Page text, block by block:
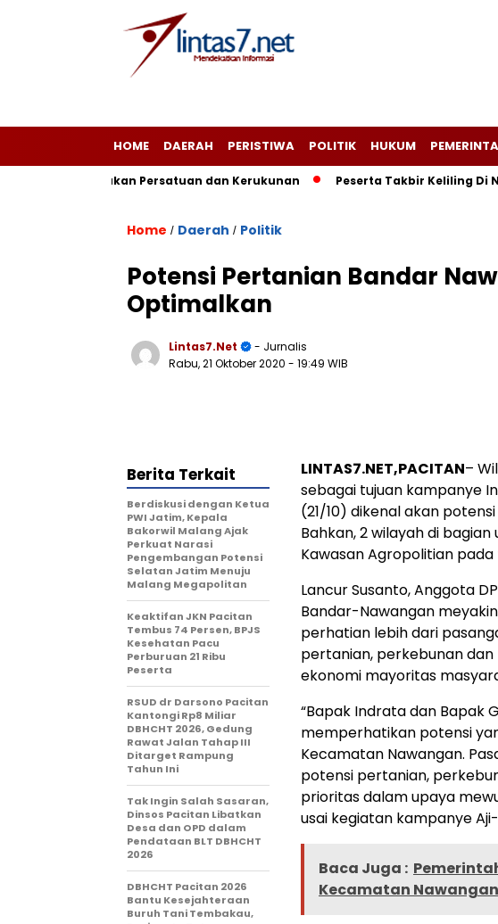
HOME DAERAH PERISTIWA POLITIK HUKUM
Serukan Persatuan dan Kerukunan Peserta Takbir Keliling Di
Home / Daerah / Politik
Potensi Pertanian Bandar
Optimalkan
Lintas7.net
- Jurnalis
Rabu, 21 Oktober 2020 - 19:49 WIB
LINTAS7.NET,PACITAN–
sebagai tujuan kampanye
(21/10) dikenal akan
Bahkan, 2 wilayah di
Kawasan Agropolitian pada
Lancur Susanto, Anggota
Bandar-Nawangan
perhatian lebih dari
pertanian, perkebunan
ekonomi mayoritas
“Bapak Indrata dan Bapak
memperhatikan potensi
Kecamatan Nawangan.
potensi pertanian,
prioritas dalam upaya
usai kegiatan kampanye
Baca Juga :
Kecamatan Nawangan
Berita Terkait
Berdiskusi dengan Ketua
PWI Jatim, Kepala
Bakorwil Malang Ajak
Perkuat Narasi
Pengembangan Potensi
Selatan Jatim Menuju
Malang Megapolitan
Keaktifan JKN Pacitan
Tembus 74 Persen, BPJS
Kesehatan Pacu
Perburuan 21 Ribu
Peserta
RSUD dr Darsono Pacitan
Kantongi Rp8 Miliar
DBHCHT 2026, Gedung
Rawat Jalan Tahap III
Ditarget Rampung
Tahun Ini
Tak Ingin Salah Sasaran,
Dinsos Pacitan Libatkan
Desa dan OPD dalam
Pendataan BLT DBHCHT
2026
DBHCHT Pacitan 2026
Bantu Kesejahteraan
Buruh Tani Tembakau,